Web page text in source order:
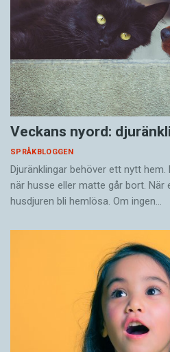
Veckans nyord:
SPRÅKBLOGGEN
Djuränklingar behöver ett nytt hem.
när husse eller matte går bort. När
husdjuren bli hemlösa. Om ingen…